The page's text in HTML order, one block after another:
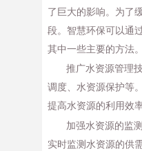
了巨大的影响。为了
段。智慧环保可以通
其中一些主要的方法。
推广水资源管理
调度、水资源保护等
提高水资源的利用效
加强水资源的监
实时监测水资源的供